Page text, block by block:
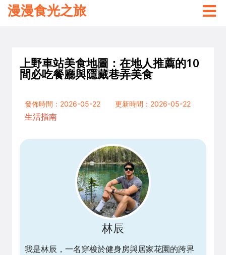
漫漫食光之旅
上野車站美食地圖：在地人推薦的10
間必吃餐廳與隱藏巷弄美食
發佈時間：2026-05-22
更新時間：2026-05-22
生活指南
林辰
我是林辰，一名穿梭於健身房與居家花園的跨界